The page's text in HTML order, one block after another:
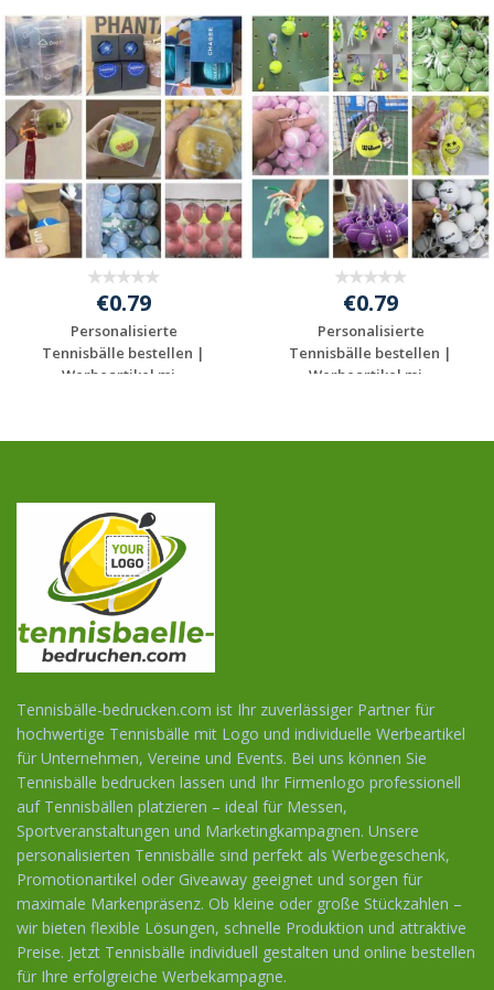
€0.79
Personalisierte
Tennisbälle bestellen |
Werbeartikel mi...
€0.79
Personalisierte
Tennisbälle bestellen |
Werbeartikel mi...
Tennisbälle-bedrucken.com ist Ihr zuverlässiger Partner für
hochwertige Tennisbälle mit Logo und individuelle Werbeartikel
für Unternehmen, Vereine und Events. Bei uns können Sie
Tennisbälle bedrucken lassen und Ihr Firmenlogo professionell
auf Tennisbällen platzieren – ideal für Messen,
Sportveranstaltungen und Marketingkampagnen. Unsere
personalisierten Tennisbälle sind perfekt als Werbegeschenk,
Promotionartikel oder Giveaway geeignet und sorgen für
maximale Markenpräsenz. Ob kleine oder große Stückzahlen –
wir bieten flexible Lösungen, schnelle Produktion und attraktive
Preise. Jetzt Tennisbälle individuell gestalten und online bestellen
für Ihre erfolgreiche Werbekampagne.